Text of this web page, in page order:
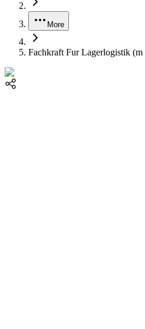
More
Fachkraft Fur Lagerlogistik